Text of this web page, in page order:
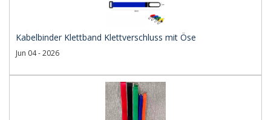
Kabelbinder Klettband Klettverschluss mit Öse
Jun 04 - 2026